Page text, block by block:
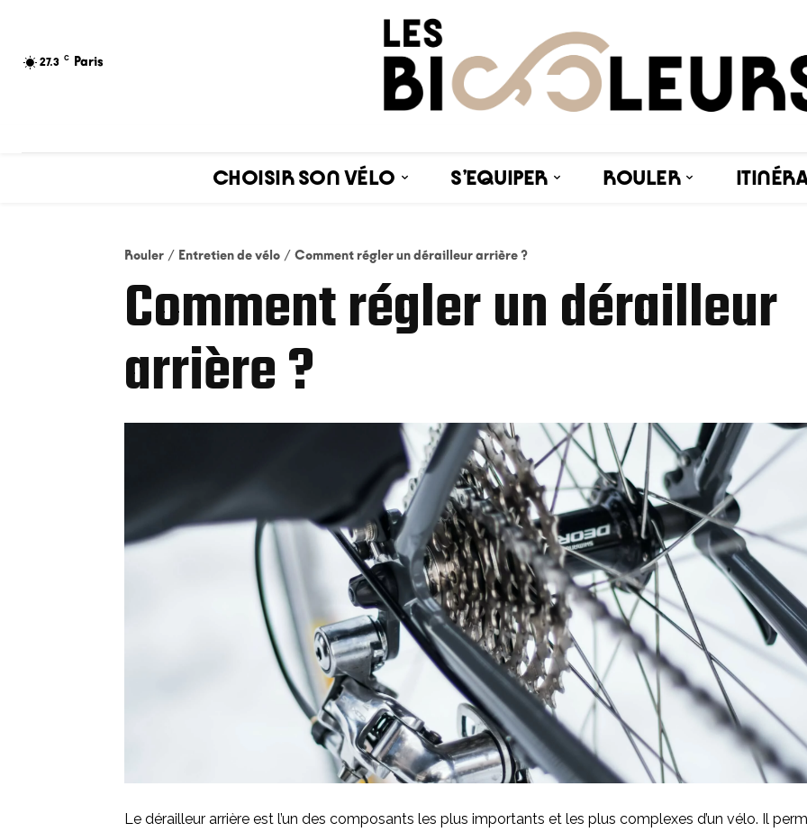
27.3 C Paris
CHOISIR SON VÉLO S’EQUIPER ROULER
Rouler Entretien de vélo Comment régler un dérailleur arrière ?
Comment régler un dérailleur
arrière ?
Le dérailleur arrière est l’un des composants les plus importants et les plus complexes d’un vélo. Il